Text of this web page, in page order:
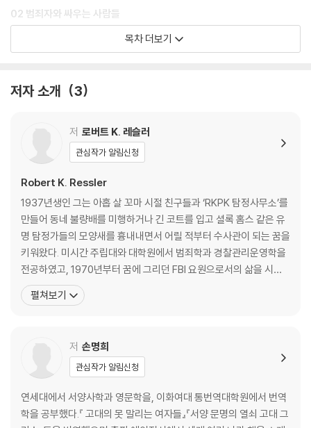
02 범죄자와 싸우는 사람들
아홉 살 꼬마들의 탐정사무소
제3의 수사를 위한 도전
무엇이 제대로 된 원칙인가
마침내 허락받은 면담 프로그램
03 살인자와의 인터뷰
살인자와 한 방에 갇히다
면담에도 자격이 있다
범죄자와의 면담 요령
살인을 부르는 이교도 집단
단 한 명의 생존자
살인자로 키워진 사람
사람이 살인자로 변할 수 있는 이유
불우했던 어린 시절
성에 대한 극도의 콤플렉스
불우한 환경은 극복될 수 있다
환상을 좇는 범죄
목차 더보기
저자 소개 3
저 로버트 K. 레슬러
관심작가 알림신청
Robert K. Ressler
1937년생인 그는 아홉 살 꼬마 시절 친구들과 ‘RKPK 탐정사무소’를
만들어 동네 불량배를 미행하거나 긴 코트를 입고 셜록 홈스 같은 유
명 탐정가들의 모양새를 흉내내면서 어릴 적부터 수사관이 되는 꿈을
키워왔다. 미시간 주립대와 대학원에서 범죄학과 경찰관리운영학을
전공하였고, 1970년부터 꿈에 그리던 FBI 요원으로서의 삶을 시작
했다. FBI의 관례적인 사건 수사에 염증을 느낀 로버트 레슬러는 좀더
과학적이고도 선진화된 수사 원리를 도입하기 위해 상부와 끊임없이
펼쳐보기
저 손명희
관심작가 알림신청
연세대에서 서양사학과 영문학을, 이화여대 통번역대학원에서 번역
학을 공부했다.『 고대의 못 말리는 여자들』『서양 문명의 열쇠 고대 그